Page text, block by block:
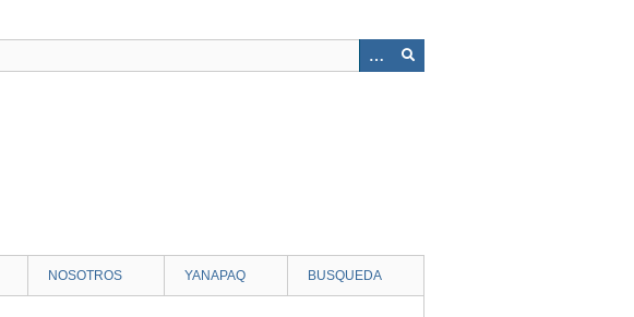
NOSOTROS YANAPAQ BUSQUEDA